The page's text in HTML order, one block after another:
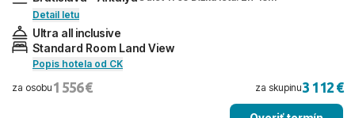
Detail letu
Ultra all inclusive
Standard Room Land View
Popis hotela od CK
za osobu 1 556 € za skupinu3 112 €